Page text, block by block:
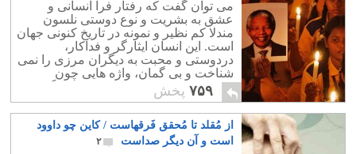
می شود. افزایش تولید پول (نقدینگی) به
بی ارزش شدن اسکناس و به "تورم" می
انجامد. تورم امروز کشور مان به بالای
حدود ۵۰٪ رسیده است. این تورم کمر
شکن به دلیل سیاستهای بی خردانه رژیم،
به شدّت توان خرید مردم را پایین آورده و
کشور را به مرز ورشکستگی کشانده
است.
می توان گفت که رفتار فرا انسانی و
عشق به بشریت و نوع دوستی نلسون
مندلا کم نظیر و نمونه در تاریخ کنونی جهان
است. این انسان ایثارگر و فداکار،
دردوستی و محبت به دیگران مرزی را نمی
شناخت و بی گمان، واژه هایی چون
دشمن، دشمنی، کینه توزی،در فرهنگ خود
سراغ نداشت.
۷۵۹ پخش
از مُقلد تا مُحقق فَرقهاست / کاین چو داوود
است و آن دیگر صداست
۲